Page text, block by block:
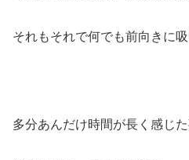
それもそれで何でも前向きに
多分あんだけ時間が長く感じた